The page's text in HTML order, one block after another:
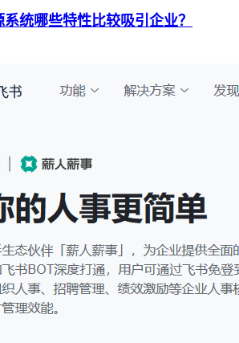
统哪些特性比较吸引企业？